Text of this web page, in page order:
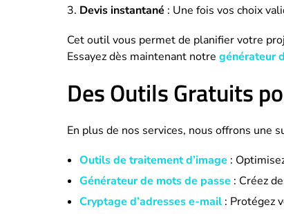
Devis instantané : Une fois vos choix
Cet outil vous permet de planifier votre
Essayez dès maintenant notre générateur
Des Outils Gratuits
En plus de nos services, nous offrons une
Outils de traitement d’image :
Générateur de mots de passe : Créez
Cryptage d’adresses e-mail: Protégez